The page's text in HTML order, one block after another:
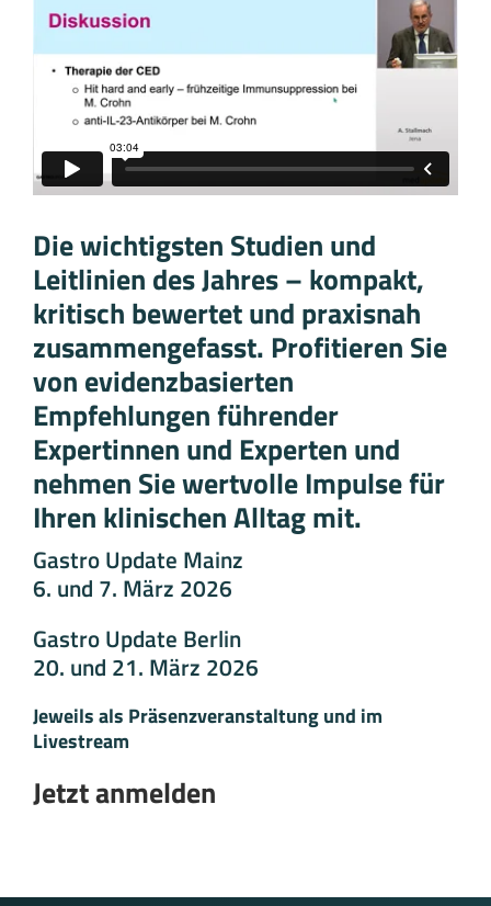
Die wichtigsten Studien und
Leitlinien des Jahres – kompakt,
kritisch bewertet und praxisnah
zusammengefasst. Profitieren Sie
von evidenzbasierten
Empfehlungen führender
Expertinnen und Experten und
nehmen Sie wertvolle Impulse für
Ihren klinischen Alltag mit.
Gastro Update Mainz
6. und 7. März 2026
Gastro Update Berlin
20. und 21. März 2026
Jeweils als Präsenzveranstaltung und im
Livestream
Jetzt anmelden